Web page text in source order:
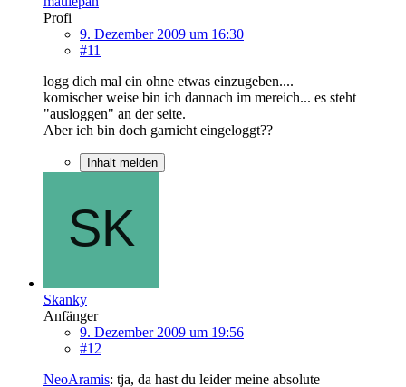
Profi
9. Dezember 2009 um 16:30
#11
logg dich mal ein ohne etwas einzugeben....
komischer weise bin ich dannach im mereich... es steht
"ausloggen" an der seite.
Aber ich bin doch garnicht eingeloggt??
Inhalt melden
Skanky
Anfänger
9. Dezember 2009 um 19:56
#12
NeoAramis: tja, da hast du leider meine absolute